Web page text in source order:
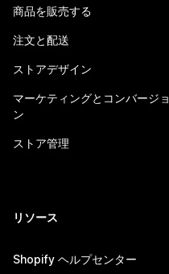
商品を販売する
注文と配送
ストアデザイン
マーケティングとコンバージョ
ン
ストア管理
リソース
Shopify ヘルプセンター